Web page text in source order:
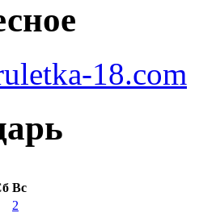
18.com
Вс
2